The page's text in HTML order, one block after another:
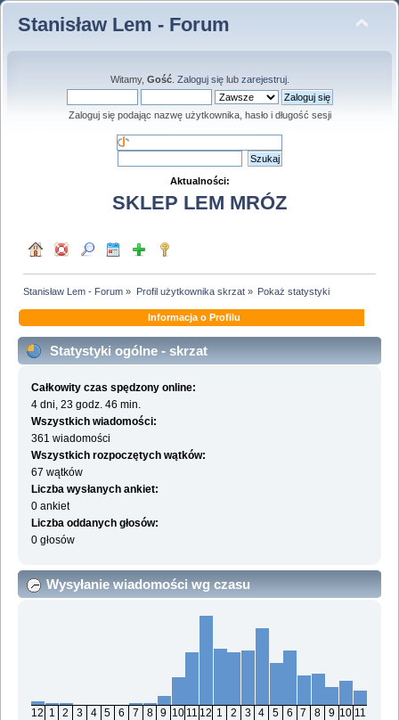
Stanisław Lem - Forum
Witamy, Gość. Zaloguj sięlub zarejestruj.
Zaloguj się podając nazwę użytkownika, hasło i długość sesji
Aktualności:
SKLEP LEM MRÓZ
Stanisław Lem - Forum » Profil użytkownika skrzat» Pokaż statystyki
Informacja o Profilu
Statystyki ogólne - skrzat
Całkowity czas spędzony online:
4 dni, 23 godz. 46 min.
Wszystkich wiadomości:
361 wiadomości
Wszystkich rozpoczętych wątków:
67 wątków
Liczba wysłanych ankiet:
0 ankiet
Liczba oddanych głosów:
0 głosów
Wysyłanie wiadomości wg czasu
12 1
2
3
4
5
6
7
8
9 10 11 12 1
2
3
4
5
6
7
8
9 10 11